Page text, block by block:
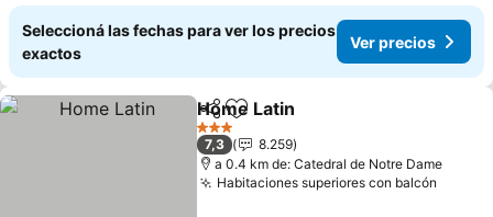
Seleccioná las fechas para ver los precios
exactos
Ver precios
CompartirAñadir a favoritos
Home Latin
3 Estrellas
7,3
8.259
a 0.4 km de: Catedral de Notre Dame
Habitaciones superiores con balcón